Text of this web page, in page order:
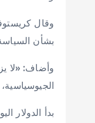
وقال
بشأن
وأضاف: «لا
بدأ الدولار